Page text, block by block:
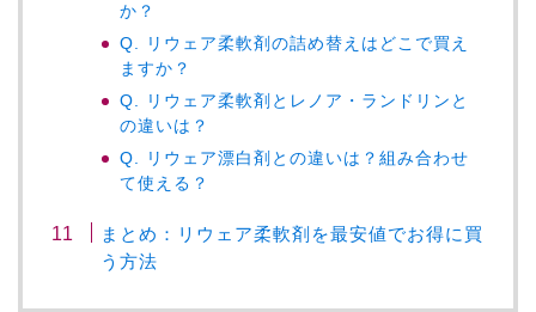
か？
Q. リウェア柔軟剤の詰め替えはどこで買え
ますか？
Q. リウェア柔軟剤とレノア・ランドリンと
の違いは？
Q. リウェア漂白剤との違いは？組み合わせ
て使える？
まとめ：リウェア柔軟剤を最安値でお得に買
う方法